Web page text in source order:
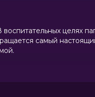
целях
самый